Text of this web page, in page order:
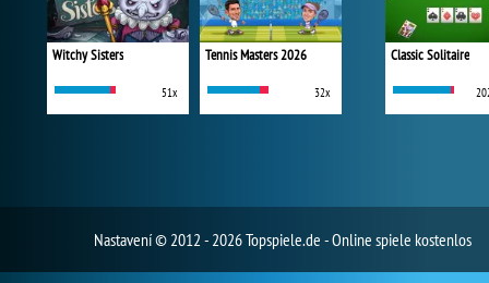
Witchy Sisters
51x
Tennis Masters 2026
32x
Classic Solitaire
Nastavení© 2012 - 2026 Topspiele.de - Online spiele kostenlos